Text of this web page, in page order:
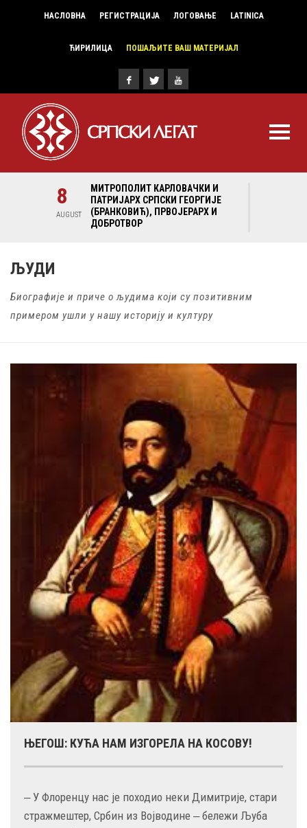
НАСЛОВНА РЕГИСТРАЦИЈА ЛОГОВАЊЕ LATINICA
ЋИРИЛИЦА ПОШАЉИТЕ ВАШ МАТЕРИЈАЛ
8
AUGUST
МИТРОПОЛИТ КАРЛОВАЧКИ И
ПАТРИЈАРХ СРПСКИ ГЕОРГИЈЕ
(БРАНКОВИЋ), ПРВОЈЕРАРХ И
ДОБРОТВОР
ЉУДИ
Биографије и приче о људима који су позитивним
примером ушли у нашу историју и културу
ЊЕГОШ: КУЋА НАМ ИЗГОРЕЛА НА КОСОВУ!
‒ У Флоренцу нас је походио неки Димитрије, стари
стражмештер, Србин из Војводине ‒ бележи Љуба